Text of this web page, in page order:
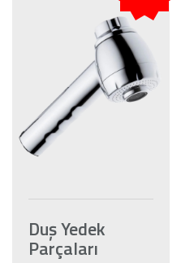
Duş Yedek
Parçaları